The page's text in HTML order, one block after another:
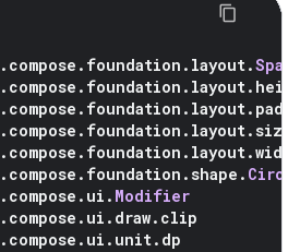
. compose . foundation . layout.
. compose . foundation . layout.
. compose . foundation . layout.
. compose . foundation . layout.size
. compose . foundation . layout.width
. compose . foundation .shape .
. compose . ui . Modifier
. compose . ui . draw. clip
. compose . ui . unit. dp